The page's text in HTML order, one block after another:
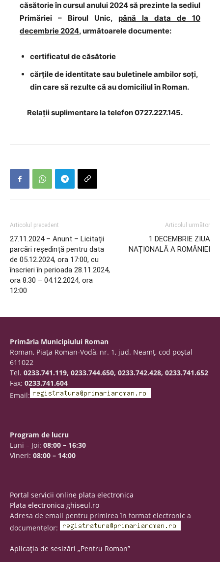
căsătorie în cursul anului 2024 să prezinte la sediul
Primăriei – Biroul Unic, până la data de 10
decembrie 2024, următoarele documente:
certificatul de căsătorie
cărțile de identitate sau buletinele ambilor soți,
din care să rezulte că au domiciliul în Roman.
Relații suplimentare la telefon 0727.227.145.
Articolul precedent
27.11.2024 – Anunt – Licitații
parcări reședință pentru data
de 05.12.2024, ora 17:00, cu
înscrieri în perioada 28.11.2024,
ora 8:30 – 04.12.2024, ora
12:00
Articolul următor
1 DECEMBRIE ZIUA
NAȚIONALĂ A ROMÂNIEI
Primăria Municipiului Roman
Roman, Piaţa Roman-Vodă, nr. 1, jud. Neamţ, cod poştal
611022
Tel. 0233.741.119, 0233.744.650, 0233.742.428, 0233.741.652
Fax: 0233.741.604
Email:
Program de lucru
Luni – Joi: 08:00 – 16:30
Vineri: 08:00 – 14:00
Portal servicii online plata electronica
Plata electronica ghiseul.ro
Adresa de email pentru primirea în format electronic a
documentelor:
Aplicația de sesizări „Pentru Roman”